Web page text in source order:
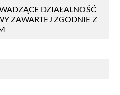
DZIAŁALNOŚĆ
ZAWARTEJ ZGODNIE Z